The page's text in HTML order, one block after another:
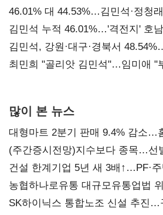
대표된 양 당직 배분"
46.01% 대 44.53%…김민석·정청
김민석 누적 46.01%…'격전지' 호
(2보)
김민석, 강원·대구·경북서
최민희 "골리앗 김민석"…임미애 "
많이 본 뉴스
대형마트 2분기 판매 9.4% 감소…
(주간증시전망)지수보다 종목…선
건설 한계기업 5년 새 3배↑…PF·
확대
농협하나로유통 대규모유통업법
과징금 4억6200만원 부과
SK하이닉스 통합노조 신설 추진…